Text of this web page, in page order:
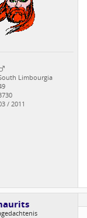
Limbourgia
/ 2011